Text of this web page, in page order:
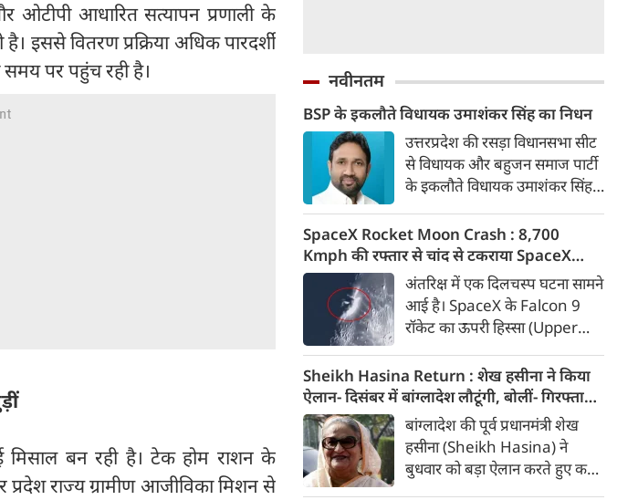
ओटीपी आधारित सत्यापन प्रणाली के
इससे वितरण प्रक्रिया अधिक पारदर्शी
समय पर पहुंच रही है।
मिसाल बन रही है। टेक होम राशन के
राज्य ग्रामीण आजीविका मिशन से
नवीनतम
BSP के इकलौते विधायक उमाशंकर सिंह का निधन
उत्तरप्रदेश की रसड़ा विधानसभा सीट
से विधायक और बहुजन समाज पार्टी
के इकलौते विधायक उमाशंकर सिंह
की रसड़ा विधानसभा सीट से विधायक
थे। उमाशंकर सिंह पिछले कुछ समय
से गंभीर बीमारी से पीड़ित थे।
SpaceX Rocket Moon Crash : 8,700
Kmph की रफ्तार से चांद से टकराया SpaceX
रॉकेट का हिस्सा, वैज्ञानिकों ने टेलीस्कोप से रखी
नजर, देखें Video
अंतरिक्ष में एक दिलचस्प घटना सामने
आई है। SpaceX के Falcon 9
रॉकेट का ऊपरी हिस्सा (Upper
है। वैज्ञानिकों के अनुमान के मुताबिक,
यह टक्कर करीब 8,700 किलोमीटर
प्रति घंटे की रफ्तार से हुई।
Sheikh Hasina Return : शेख हसीना ने किया
ऐलान- दिसंबर में बांग्लादेश लौटूंगी, बोलीं- गिरफ्तारी
या मौत का भी डर नहीं, भारत ने कार्यक्रम से क्यों
बनाई दूरी
बांग्लादेश की पूर्व प्रधानमंत्री शेख
हसीना (Sheikh Hasina) ने
बुधवार को बड़ा ऐलान करते हुए कहा